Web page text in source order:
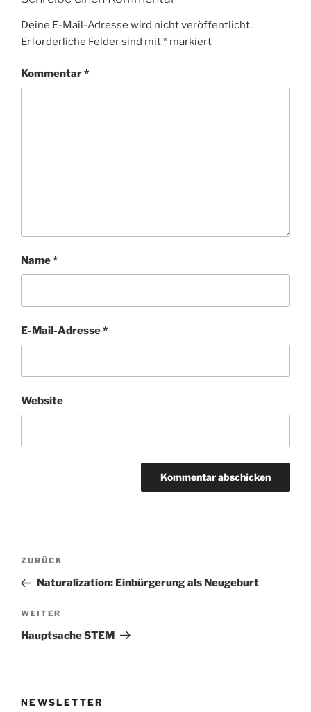
Deine E-Mail-Adresse wird nicht veröffentlicht.
Erforderliche Felder sind mit* markiert
Kommentar*
Name*
E-Mail-Adresse*
Website
Beitragsnavigation
Vorheriger
Beitrag
ZURÜCK
Naturalization: Einbürgerung als Neugeburt
Nächster
Beitrag
WEITER
Hauptsache STEM
NEWSLETTER